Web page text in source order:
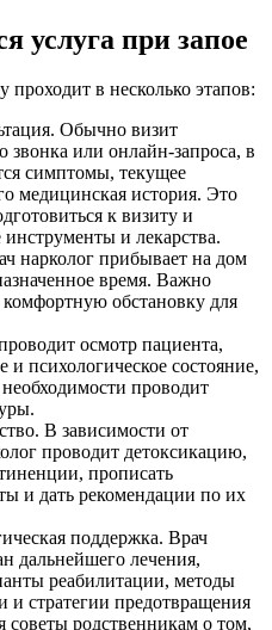
услуга при запое
проходит в несколько этапов:
Обычно визит
звонка или онлайн-запроса, в
симптомы, текущее
медицинская история. Это
к визиту и
и лекарства.
нарколог прибывает на дом
время. Важно
обстановку для
осмотр пациента,
и психологическое состояние,
проводит
В зависимости от
проводит детоксикацию,
прописать
и дать рекомендации по их
поддержка. Врач
дальнейшего лечения,
реабилитации, методы
и стратегии предотвращения
родственникам о том,